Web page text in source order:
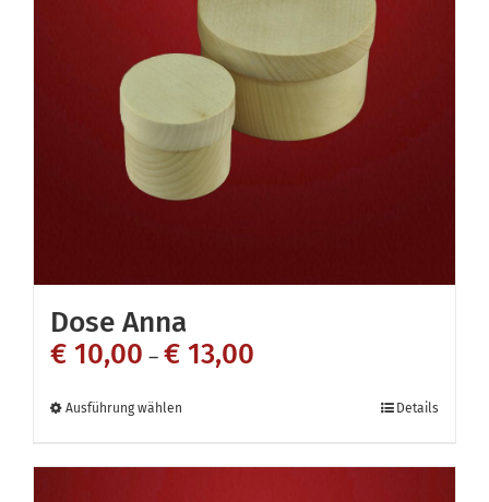
Die
Optionen
können
auf
der
Produktseite
Dose Anna
€ 10,00 – € 13,00
Ausführung wählen Details